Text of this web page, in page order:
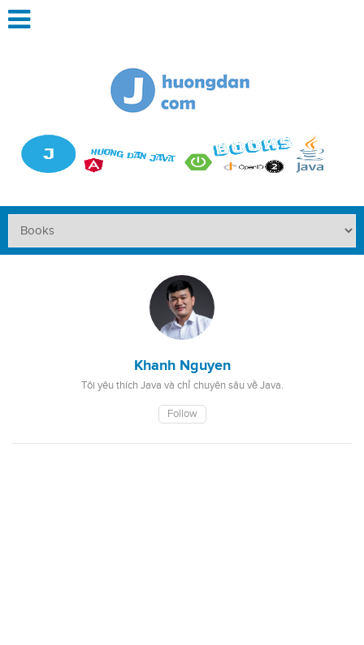
Khanh Nguyen
Tôi yêu thích Java và chỉ chuyên sâu về Java.
Follow